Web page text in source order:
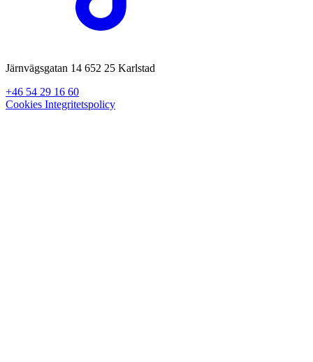
Järnvägsgatan 14 652 25 Karlstad
+46 54 29 16 60
Cookies Integritetspolicy